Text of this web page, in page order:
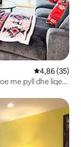
Vlerësimi
4,86 (35)
me pyll dhe liqen